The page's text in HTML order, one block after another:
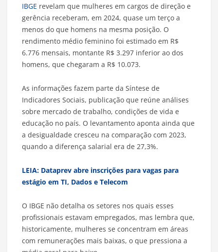
IBGE revelam que mulheres em cargos de direção e
gerência receberam, em 2024, quase um terço a
menos do que homens na mesma posição. O
rendimento médio feminino foi estimado em R$
6.776 mensais, montante R$ 3.297 inferior ao dos
homens, que chegaram a R$ 10.073.
As informações fazem parte da Síntese de
Indicadores Sociais, publicação que reúne análises
sobre mercado de trabalho, condições de vida e
educação no país. O levantamento aponta ainda que
a desigualdade cresceu na comparação com 2023,
quando a diferença salarial era de 27,3%.
LEIA: Dataprev abre inscrições para vagas para
estágio em TI, Dados e Telecom
O IBGE não detalha os setores nos quais esses
profissionais estavam empregados, mas lembra que,
historicamente, mulheres se concentram em áreas
com remunerações mais baixas, o que pressiona a